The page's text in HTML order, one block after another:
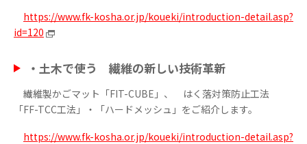
https://www.fk-kosha.or.jp/koueki/introduction-detail.asp?
id=120
・ 土木で使う 繊維の新しい技術革新
繊維製かごマット「FIT-CUBE」、 はく落対策防止工法
「FF-TCC工法」・「ハードメッシュ」をご紹介します。
https://www.fk-kosha.or.jp/koueki/introduction-detail.asp?